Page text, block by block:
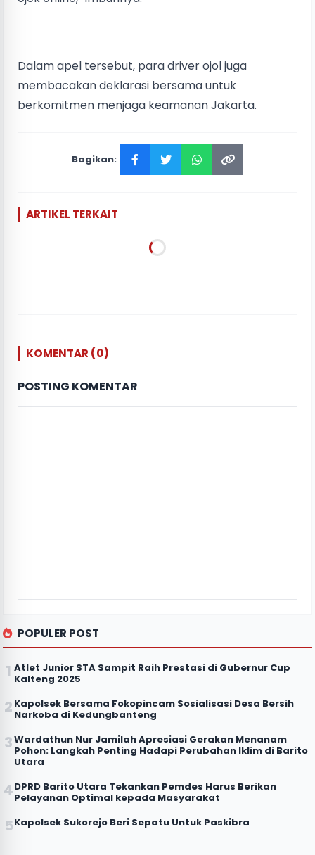
Dalam apel tersebut, para driver ojol juga
membacakan deklarasi bersama untuk
berkomitmen menjaga keamanan Jakarta.
Bagikan:
ARTIKEL TERKAIT
KOMENTAR (0)
POSTING KOMENTAR
POPULER POST
Atlet Junior STA Sampit Raih Prestasi di Gubernur Cup
Kalteng 2025
Kapolsek Bersama Fokopincam Sosialisasi Desa Bersih
Narkoba di Kedungbanteng
Wardathun Nur Jamilah Apresiasi Gerakan Menanam
Pohon: Langkah Penting Hadapi Perubahan Iklim di Barito
Utara
DPRD Barito Utara Tekankan Pemdes Harus Berikan
Pelayanan Optimal kepada Masyarakat
Kapolsek Sukorejo Beri Sepatu Untuk Paskibra